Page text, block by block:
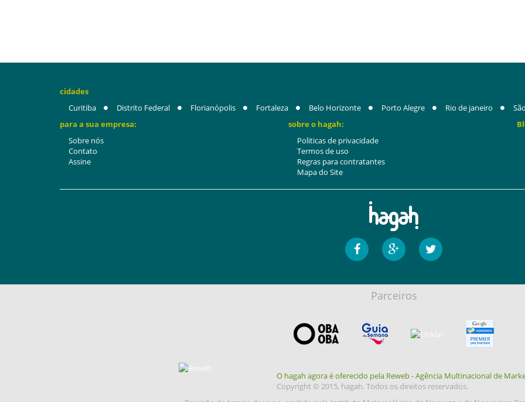
cidades
Curitiba
Distrito Federal Florianópolis Fortaleza Belo Horizonte Porto Alegre Rio de janeiro
para a sua empresa:
Sobre nós
Contato
Assine
sobre o hagah:
Politicas de privacidade
Termos de uso
Regras para contratantes
Mapa do Site
Parceiros
O hagah agora é oferecido pela Reweb - Agência Multinacional de
Copyright © 2015, hagah. Todos os direitos reservados.